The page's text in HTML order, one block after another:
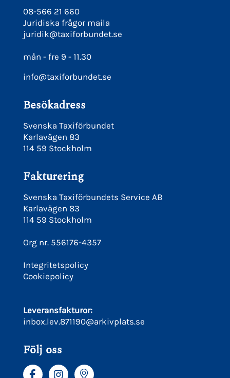
08-566 21 660
Juridiska frågor maila
juridik@taxiforbundet.se
mån - fre 9 - 11.30
info@taxiforbundet.se
Besökadress
Svenska Taxiförbundet
Karlavägen 83
114 59 Stockholm
Fakturering
Svenska Taxiförbundets Service AB
Karlavägen 83
114 59 Stockholm
Org nr. 556176-4357
Integritetspolicy
Cookiepolicy
Leveransfakturor:
inbox.lev.871190@arkivplats.se
Följ oss